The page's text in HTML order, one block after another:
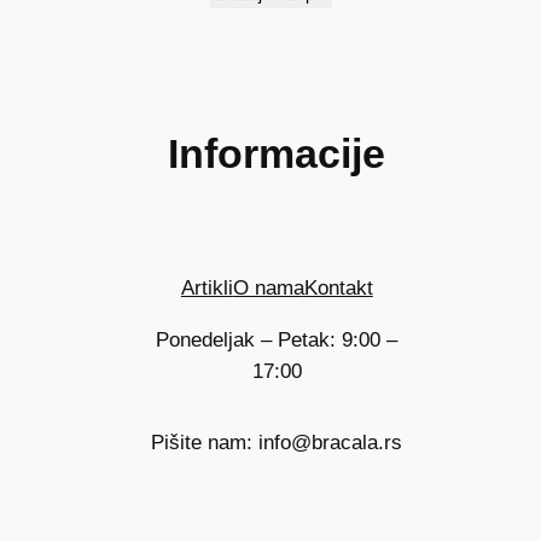
Informacije
ArtikliO namaKontakt
Ponedeljak – Petak: 9:00 –
17:00
Pišite nam: info@bracala.rs